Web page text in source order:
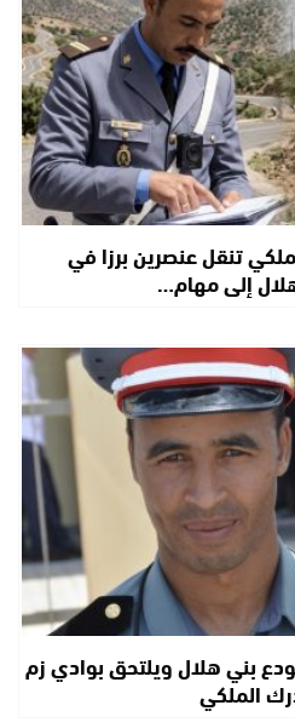
تنقل عنصرين برزا في
إلى مهام…
بني هلال ويلتحق بوادي زم
الملكي